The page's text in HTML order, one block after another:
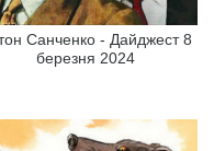
Санченко - Дайджест 8
березня 2024